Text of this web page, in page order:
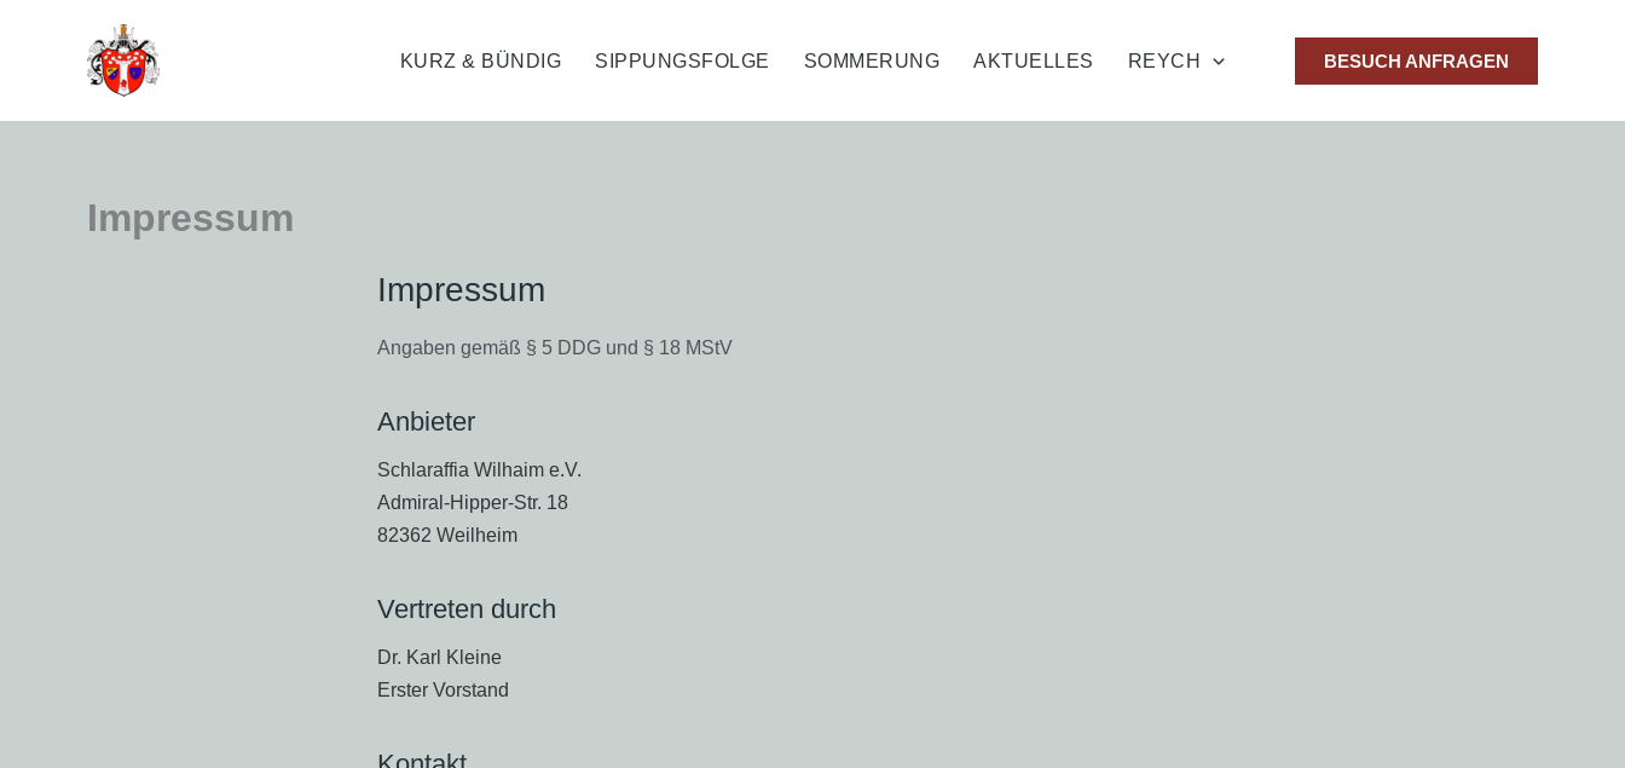
KURZ & BÜNDIG SIPPUNGSFOLGE SOMMERUNG AKTUELLES REYCH BESUCH ANFRAGEN
Impressum
Impressum
Angaben gemäß § 5 DDG und § 18 MStV
Anbieter
Schlaraffia Wilhaim e.V.
Admiral-Hipper-Str. 18
82362 Weilheim
Vertreten durch
Dr. Karl Kleine
Erster Vorstand